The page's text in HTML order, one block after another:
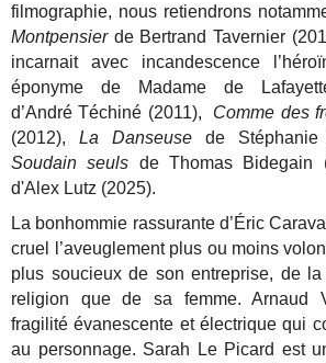
filmographie, nous retiendrons
Montpensierde Bertrand Tavernier
incarnait avec incandescence
éponyme de Madame de
d’André Téchiné (2011),
Comme des
(2012),La Danseusede
Soudain seuls de Thomas Bidegain
d'Alex Lutz (2025).
La bonhommie rassurante d’Éric
cruel l’aveuglement plus ou moins
plus soucieux de son entreprise, de
religion que de sa femme. Arnaud
fragilité évanescente et électrique qui
au personnage. Sarah Le Picard est